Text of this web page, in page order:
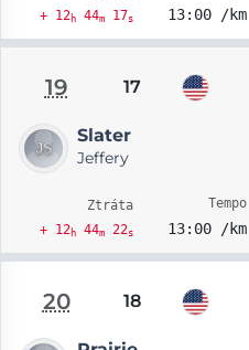
+ 12h44m17s 13:00 /km
19 17
Slater
Jeffery
Ztráta
+ 12h44m22s
Tempo
13:00 /km
20 18